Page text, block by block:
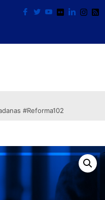
#Reforma102